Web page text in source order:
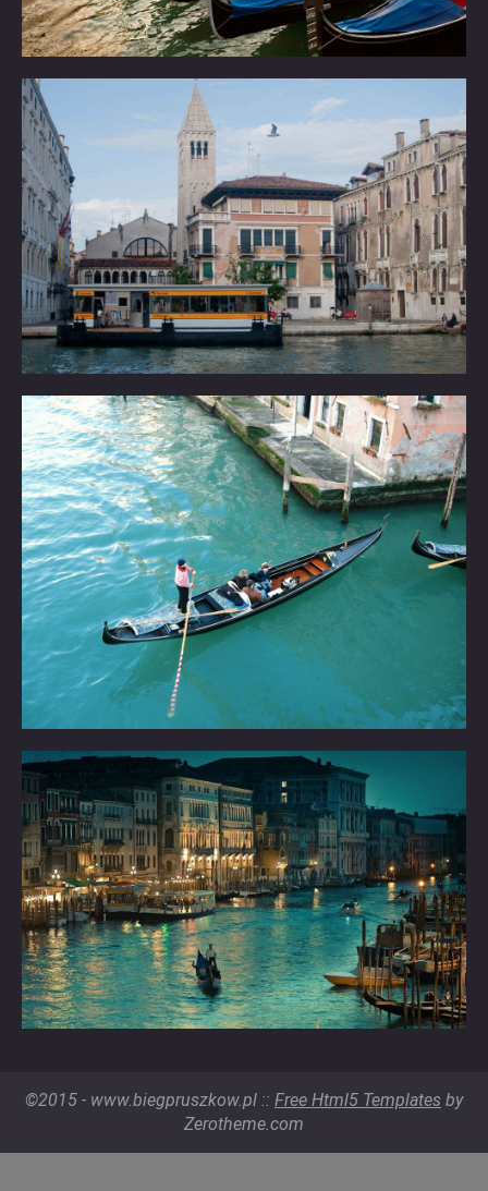
©2015 - www.biegpruszkow.pl :: Free Html5 Templates by
Zerotheme.com